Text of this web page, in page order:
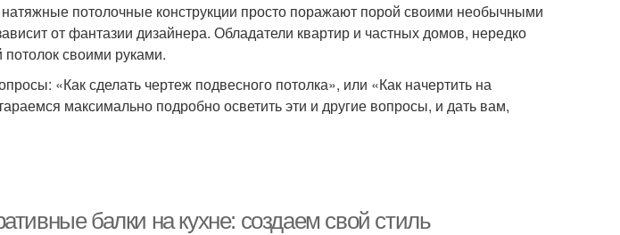
потолочные конструкции просто поражают порой своими необычными
от фантазии дизайнера. Обладатели квартир и частных домов, нередко
своими руками.
«Как сделать чертеж подвесного потолка», или «Как начертить на
максимально подробно осветить эти и другие вопросы, и дать вам,
балки на кухне: создаем свой стиль